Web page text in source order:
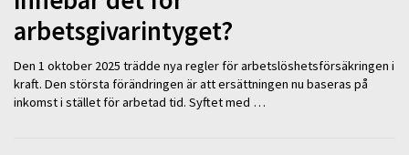
arbetsgivarintyget?
Den 1 oktober 2025 trädde nya regler för arbetslöshetsförsäkringen i
kraft. Den största förändringen är att ersättningen nu baseras på
inkomst i stället för arbetad tid. Syftet med …